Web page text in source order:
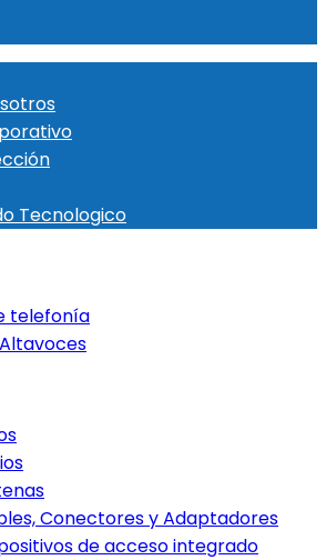
Tecnologico
telefonía
Conectores y Adaptadores
de acceso integrado